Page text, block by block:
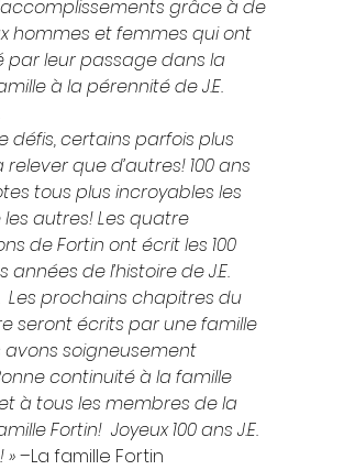
grâce à de
hommes et femmes qui ont
par leur passage dans la
à la pérennité de J.E.
défis, certains parfois plus
relever que d’autres! 100 ans
tous plus incroyables les
autres! Les quatre
de Fortin ont écrit les 100
années de l’histoire de J.E.
Les prochains chapitres du
seront écrits par une famille
avons soigneusement
continuité à la famille
à tous les membres de la
Fortin!  Joyeux 100 ans J.E.
» –La famille Fortin